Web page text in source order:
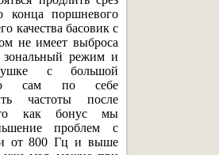
конца поршневого
качества басовик с
не имеет выброса
зональный режим и
с большой
сам по себе
частоты после
как бонус мы
проблем с
от 800 Гц и выше